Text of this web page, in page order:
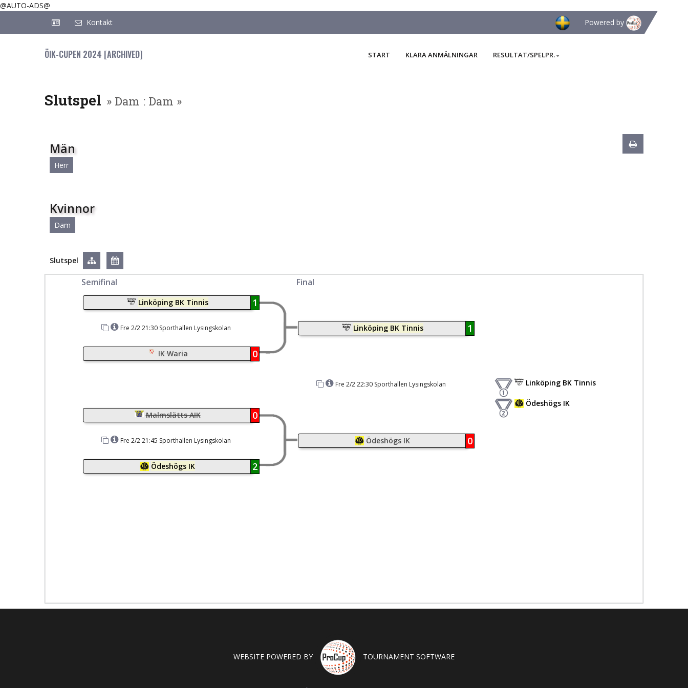
@AUTO-ADS@
Kontakt
Powered by
ÖIK-CUPEN 2024 [ARCHIVED] START KLARA ANMÄLNINGAR RESULTAT/SPELPR.
Slutspel » Dam : Dam »
Män
Herr
Kvinnor
Dam
Slutspel
Semifinal Final
Linköping BK Tinnis 1
Fre 2/2 21:30 Sporthallen Lysingskolan
IK Waria 0
Malmslätts AIK 0
Fre 2/2 21:45 Sporthallen Lysingskolan
Ödeshögs IK 2
Linköping BK Tinnis 1
Fre 2/2 22:30 Sporthallen Lysingskolan
Ödeshögs IK 0
Linköping BK Tinnis
Ödeshögs IK
WEBSITE POWERED BY TOURNAMENT SOFTWARE